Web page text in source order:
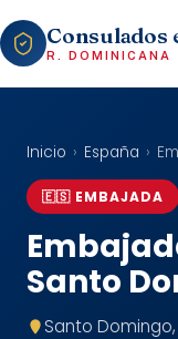
Consulados
R. DOMINICANA
Inicio › España ›
🇪🇸 EMBAJADA
Santo
Santo Domingo,